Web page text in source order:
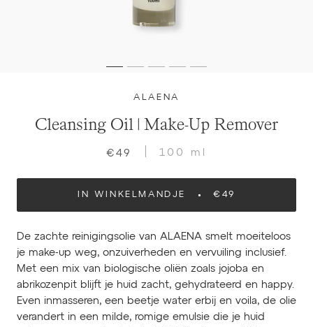
ALAENA
Cleansing Oil | Make-Up Remover
€49 100 ml
IN WINKELMANDJE €49
De zachte reinigingsolie van ALAENA smelt moeiteloos
je make-up weg, onzuiverheden en vervuiling inclusief.
Met een mix van biologische oliën zoals jojoba en
abrikozenpit blijft je huid zacht, gehydrateerd en happy.
Even inmasseren, een beetje water erbij en voila, de olie
verandert in een milde, romige emulsie die je huid